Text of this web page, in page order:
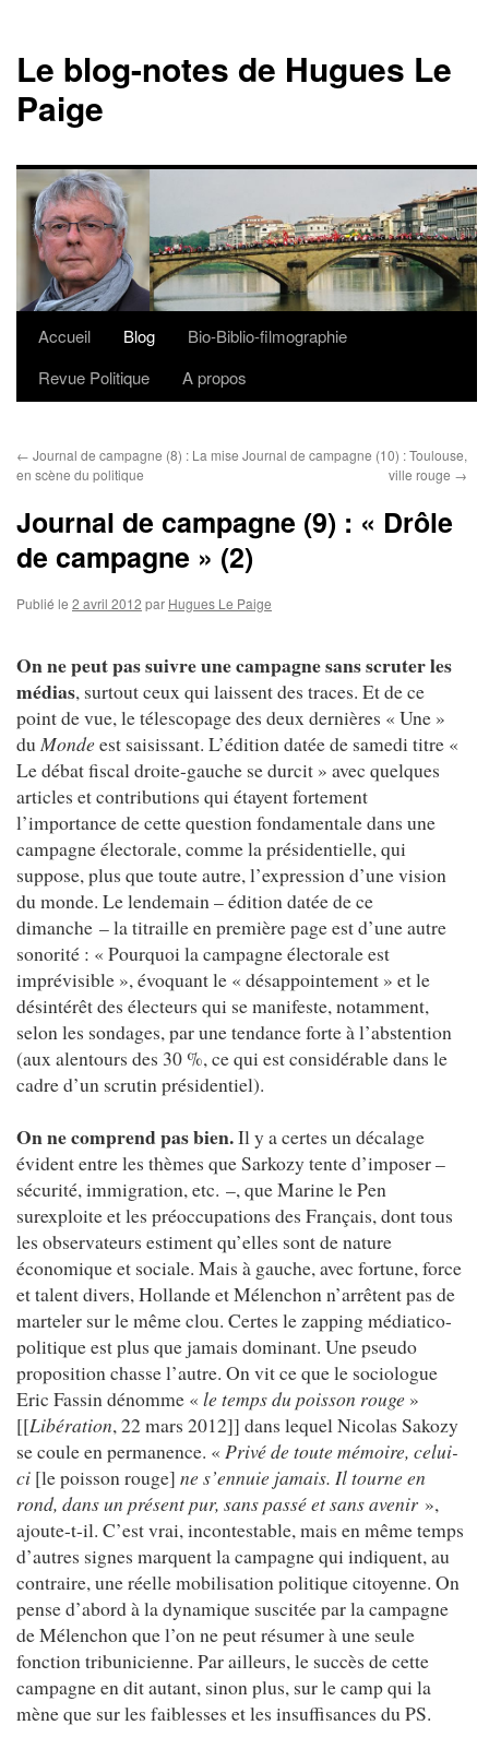
Le blog-notes de Hugues Le
Paige
Aller
Accueil Blog
Bio-Biblio-filmographie
Revue Politique
A propos
← Journal de campagne (8) : La mise
en scène du politique
Journal de campagne (10) : Toulouse,
ville rouge →
Journal de campagne (9) : « Drôle
de campagne » (2)
Publié le 2 avril 2012 par Hugues Le Paige
On ne peut pas suivre une campagne sans scruter les
médias, surtout ceux qui laissent des traces. Et de ce
point de vue, le télescopage des deux dernières « Une »
du Mondeest saisissant. L’édition datée de samedi titre «
Le débat fiscal droite-gauche se durcit » avec quelques
articles et contributions qui étayent fortement
l’importance de cette question fondamentale dans une
campagne électorale, comme la présidentielle, qui
suppose, plus que toute autre, l’expression d’une vision
du monde. Le lendemain – édition datée de ce
dimanche – la titraille en première page est d’une autre
sonorité : « Pourquoi la campagne électorale est
imprévisible », évoquant le « désappointement » et le
désintérêt des électeurs qui se manifeste, notamment,
selon les sondages, par une tendance forte à l’abstention
(aux alentours des 30 %, ce qui est considérable dans le
cadre d’un scrutin présidentiel).
On ne comprend pas bien.Il y a certes un décalage
évident entre les thèmes que Sarkozy tente d’imposer –
sécurité, immigration, etc. –, que Marine le Pen
surexploite et les préoccupations des Français, dont tous
les observateurs estiment qu’elles sont de nature
économique et sociale. Mais à gauche, avec fortune, force
et talent divers, Hollande et Mélenchon n’arrêtent pas de
marteler sur le même clou. Certes le zapping médiatico-
politique est plus que jamais dominant. Une pseudo
proposition chasse l’autre. On vit ce que le sociologue
Eric Fassin dénomme « le temps du poisson rouge »
[[Libération, 22 mars 2012]] dans lequel Nicolas Sakozy
se coule en permanence. « Privé de toute mémoire, celui-
ci [le poisson rouge] ne s’ennuie jamais. Il tourne en
rond, dans un présent pur, sans passé et sans avenir »,
ajoute-t-il. C’est vrai, incontestable, mais en même temps
d’autres signes marquent la campagne qui indiquent, au
contraire, une réelle mobilisation politique citoyenne. On
pense d’abord à la dynamique suscitée par la campagne
de Mélenchon que l’on ne peut résumer à une seule
fonction tribunicienne. Par ailleurs, le succès de cette
campagne en dit autant, sinon plus, sur le camp qui la
mène que sur les faiblesses et les insuffisances du PS.